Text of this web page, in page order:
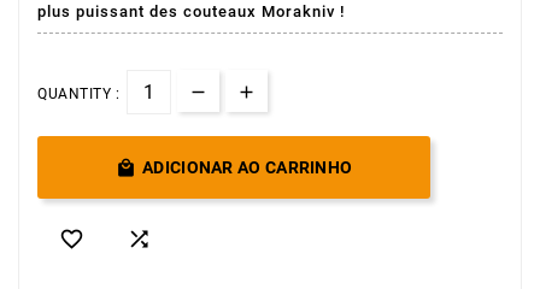
plus puissant des couteaux Morakniv !
QUANTITY :
 ADICIONAR AO CARRINHO
 